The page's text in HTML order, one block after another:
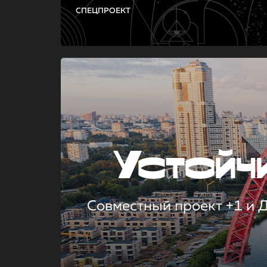
СПЕЦПРОЕКТ
Совместный проект +1 и